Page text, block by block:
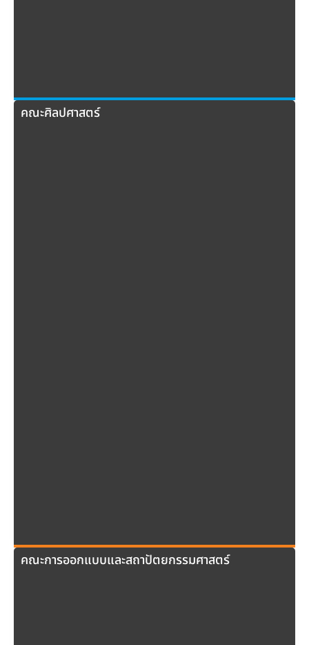
คณะศิลปศาสตร์
คณะการออกแบบและสถาปัตยกรรมศาสตร์